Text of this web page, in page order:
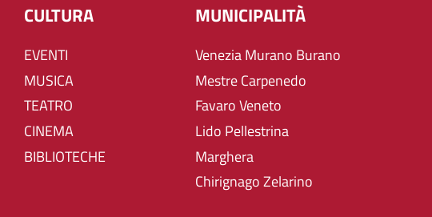
CULTURA
EVENTI
MUSICA
TEATRO
CINEMA
BIBLIOTECHE
MUNICIPALITÀ
Venezia Murano Burano
Mestre Carpenedo
Favaro Veneto
Lido Pellestrina
Marghera
Chirignago Zelarino